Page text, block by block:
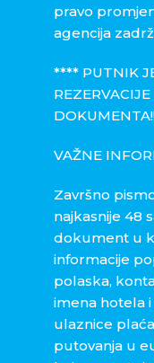
pravo
agencija
**** PUTNIK
VAŽNE
Završno
najkasnije 48
dokument u
informacije
polaska,
imena hotela
ulaznice
putovanja u